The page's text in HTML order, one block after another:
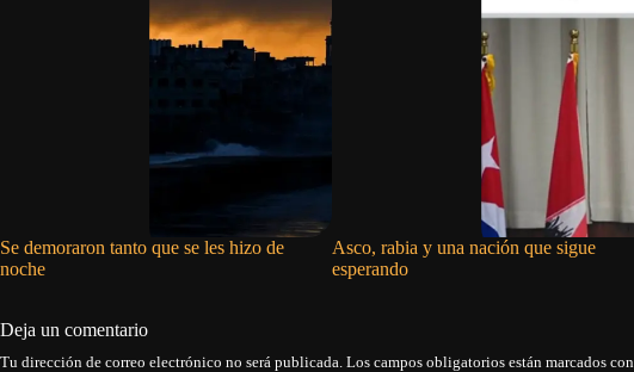
Se demoraron tanto que se les hizo de
noche
Asco, rabia y una nación que sigue
esperando
Deja un comentario
Tu dirección de correo electrónico no será publicada. Los campos obligatorios están marcados con